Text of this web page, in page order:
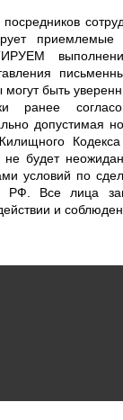
могут быть
ранее
допустимая
не будет
условий по
РФ. Все лица
и